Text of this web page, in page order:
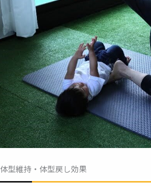
体型維持・体型戻し効果